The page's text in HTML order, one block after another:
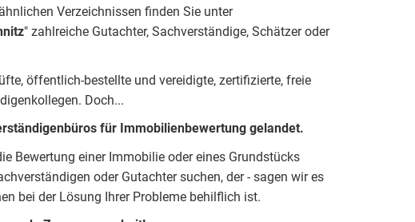
Verzeichnissen finden Sie unter
" zahlreiche Gutachter, Sachverständige, Schätzer oder
öffentlich-bestellte und vereidigte, zertifizierte, freie
en. Doch...
für Immobilienbewertung gelandet.
Bewertung einer Immobilie oder eines Grundstücks
oder Gutachter suchen, der - sagen wir es
bei der Lösung Ihrer Probleme behilflich ist.